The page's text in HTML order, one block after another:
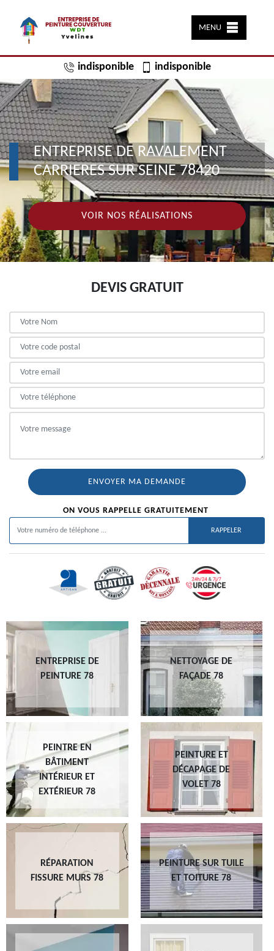
MENU
indisponible indisponible
ENTREPRISE DE RAVALEMENT
CARRIERES SUR SEINE 78420
VOIR NOS RÉALISATIONS
DEVIS GRATUIT
ON VOUS RAPPELLE GRATUITEMENT
ENTREPRISE DE
PEINTURE 78
NETTOYAGE DE
FAÇADE 78
PEINTRE EN
BÂTIMENT
INTÉRIEUR ET
EXTÉRIEUR 78
PEINTURE ET
DÉCAPAGE DE
VOLET 78
RÉPARATION
FISSURE MURS 78
PEINTURE SUR TUILE
ET TOITURE 78